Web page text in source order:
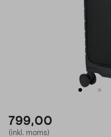
799,00
(inkl. moms)